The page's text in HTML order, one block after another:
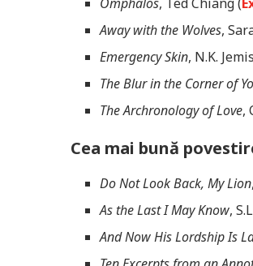
Away with the Wolves,
Emergency Skin, N.K.
The Blur in the Corner of
The Archronology of Love,
Cea mai bună
Do Not Look Back, My Lion
As the Last I May Know,
And Now His Lordship Is